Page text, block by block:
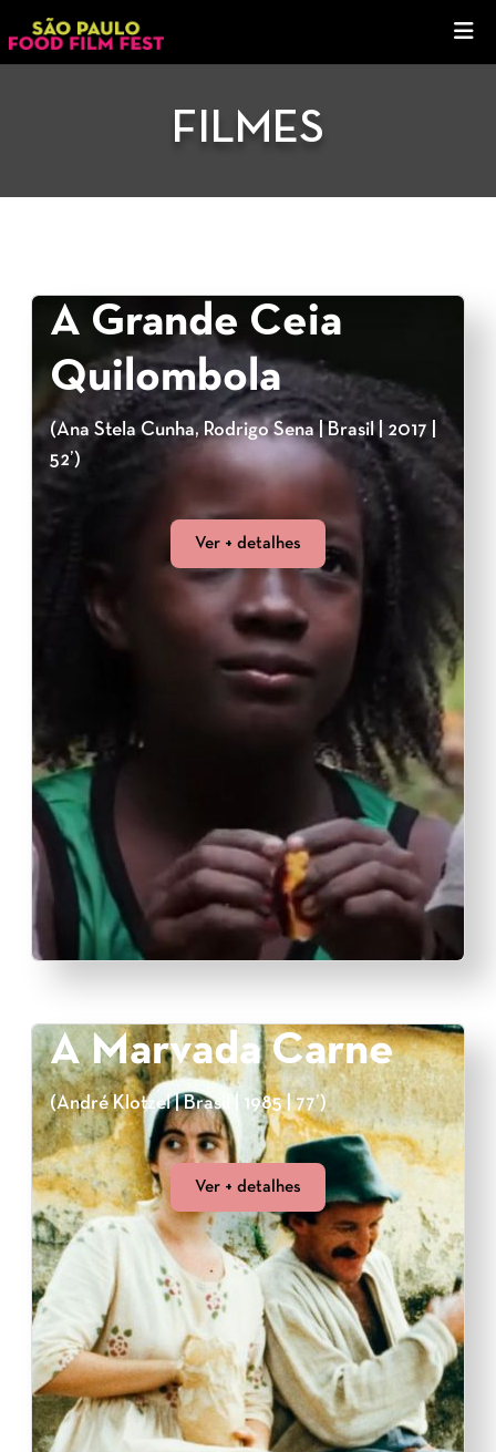
FILMES
A Grande Ceia
Quilombola
(Ana Stela Cunha, Rodrigo Sena | Brasil | 2017 |
52’)
Ver + detalhes
A Marvada Carne
(André Klotzel | Brasil | 1985 | 77’)
Ver + detalhes